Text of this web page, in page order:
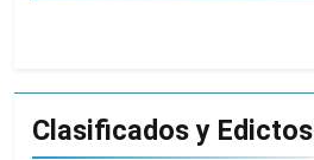
Clasificados y Edictos